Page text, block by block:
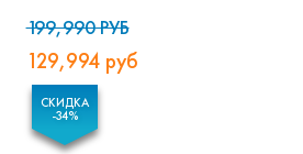
199,990РУБ
129,994руб
СКИДКА
-34%